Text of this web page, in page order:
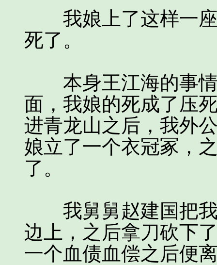
我娘上了这样一座
死了。
本身王江海的事情
面，我娘的死成了压
进青龙山之后，我外
娘立了一个衣冠冢，
了。
我舅舅赵建国把我
边上，之后拿刀砍下
一个血债血偿之后便